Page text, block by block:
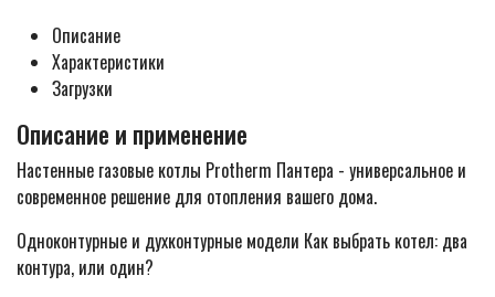
Описание
Характеристики
Загрузки
Описание и применение
Настенные газовые котлы Protherm Пантера - универсальное и
современное решение для отопления вашего дома.
Одноконтурные и духконтурные модели Как выбрать котел: два
контура, или один?